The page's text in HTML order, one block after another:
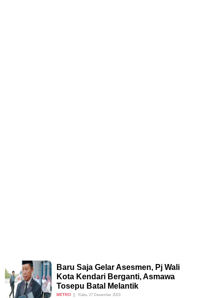
Baru Saja Gelar Asesmen, Pj Wali
Kota Kendari Berganti, Asmawa
Tosepu Batal Melantik
METRO Rabu, 27 Desember 2023